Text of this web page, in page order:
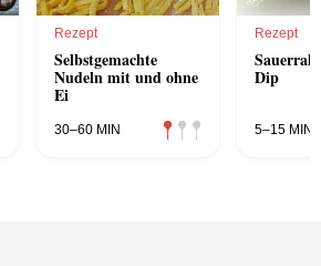
Rezept
Selbstgemachte
Nudeln mit und ohne
Ei
30–60 MIN
Rezept
Dip
5–15 MIN